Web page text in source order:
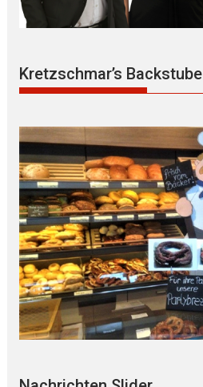
Kretzschmar’s Backstube